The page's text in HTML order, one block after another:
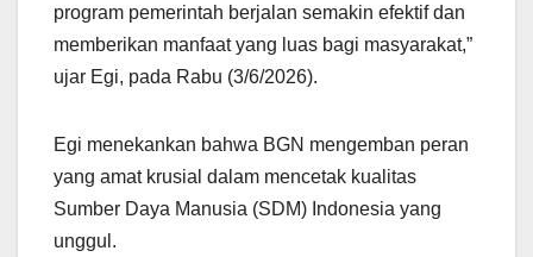
program pemerintah berjalan semakin efektif dan
memberikan manfaat yang luas bagi masyarakat,”
ujar Egi, pada Rabu (3/6/2026).
Egi menekankan bahwa BGN mengemban peran
yang amat krusial dalam mencetak kualitas
Sumber Daya Manusia (SDM) Indonesia yang
unggul.